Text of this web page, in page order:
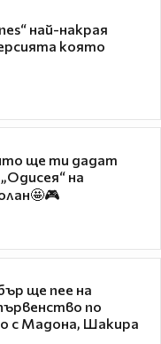
най-накрая
която
ще ти дадат
на
ще пее на
по
с Мадона, Шакира